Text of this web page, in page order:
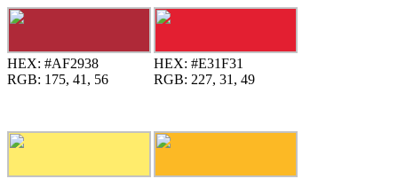
HEX: #AF2938
RGB: 175, 41, 56
HEX: #E31F31
RGB: 227, 31, 49